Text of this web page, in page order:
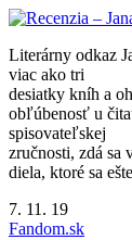
Literárny odkaz
viac ako tri
desiatky kníh a
obľúbenosť u
spisovateľskej
zručnosti, zdá sa
diela, ktoré sa
7. 11. 19
Fandom.sk